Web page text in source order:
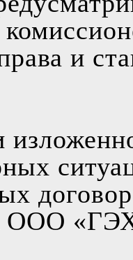
и
ООО